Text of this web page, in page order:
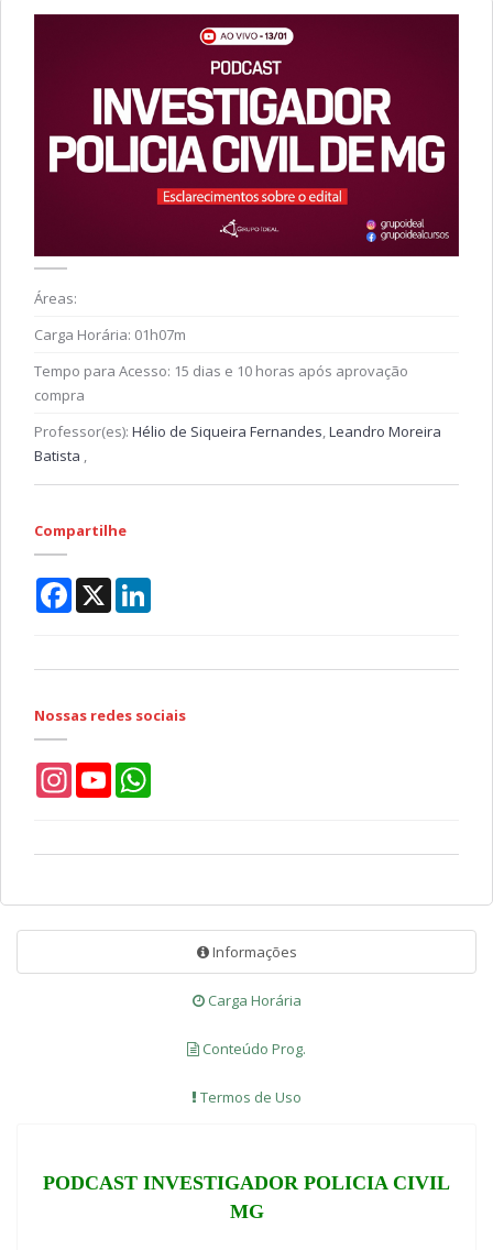
Áreas:
Carga Horária: 01h07m
Tempo para Acesso: 15 dias e 10 horas após aprovação
compra
Professor(es): Hélio de Siqueira Fernandes,Leandro Moreira
Batista ,
Compartilhe
Facebook
X
Nossas redes sociais
InstagramYouTube
Informações
Carga Horária
Conteúdo Prog.
Termos de Uso
PODCAST INVESTIGADOR POLICIA CIVIL
MG